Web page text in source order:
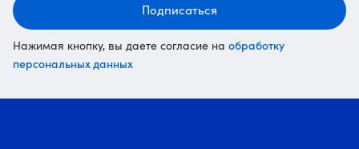
Подписаться
Нажимая кнопку, вы даете согласие на обработку
персональных данных